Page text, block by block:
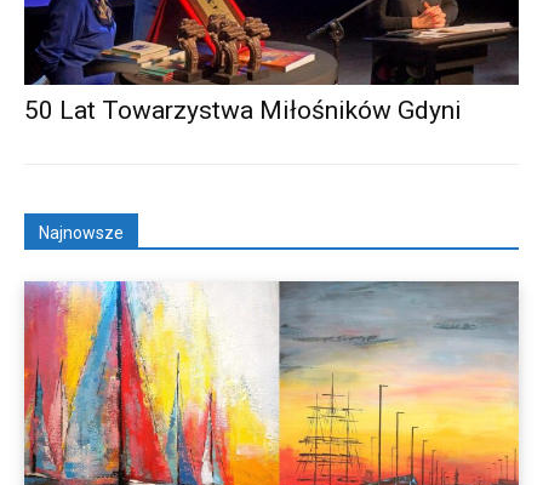
50 Lat Towarzystwa Miłośników Gdyni
Najnowsze